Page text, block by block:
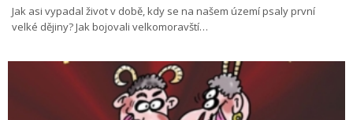
Jak asi vypadal život v době, kdy se na našem území psaly první
velké dějiny? Jak bojovali velkomoravští…